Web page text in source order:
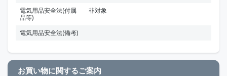
電気用品安全法(付属
品等)
非対象
電気用品安全法(備考)
お買い物に関するご案内